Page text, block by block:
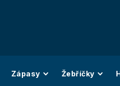
Zápasy Žebříčky